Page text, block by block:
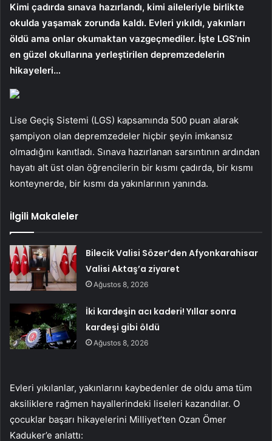
Kimi çadırda sınava hazırlandı, kimi aileleriyle birlikte
okulda yaşamak zorunda kaldı. Evleri yıkıldı, yakınları
öldü ama onlar okumaktan vazgeçmediler. İşte LGS’nin
en güzel okullarına yerleştirilen depremzedelerin
hikayeleri…
Lise Geçiş Sistemi (LGS) kapsamında 500 puan alarak
şampiyon olan depremzedeler hiçbir şeyin imkansız
olmadığını kanıtladı. Sınava hazırlanan sarsıntının ardından
hayatı alt üst olan öğrencilerin bir kısmı çadırda, bir kısmı
konteynerde, bir kısmı da yakınlarının yanında.
İlgili Makaleler
Bilecik Valisi Sözer’den Afyonkarahisar
Valisi Aktaş’a ziyaret
Ağustos 8, 2026
İki kardeşin acı kaderi! Yıllar sonra
kardeşi gibi öldü
Ağustos 8, 2026
Evleri yıkılanlar, yakınlarını kaybedenler de oldu ama tüm
aksiliklere rağmen hayallerindeki liseleri kazandılar. O
çocuklar başarı hikayelerini Milliyet’ten Ozan Ömer
Kaduker’e anlattı: